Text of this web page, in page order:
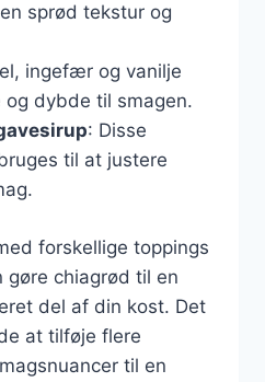
sprød tekstur og
ingefær og vanilje
og dybde til smagen.
: Disse
til at justere
forskellige toppings
gøre chiagrød til en
del af din kost. Det
at tilføje flere
til en